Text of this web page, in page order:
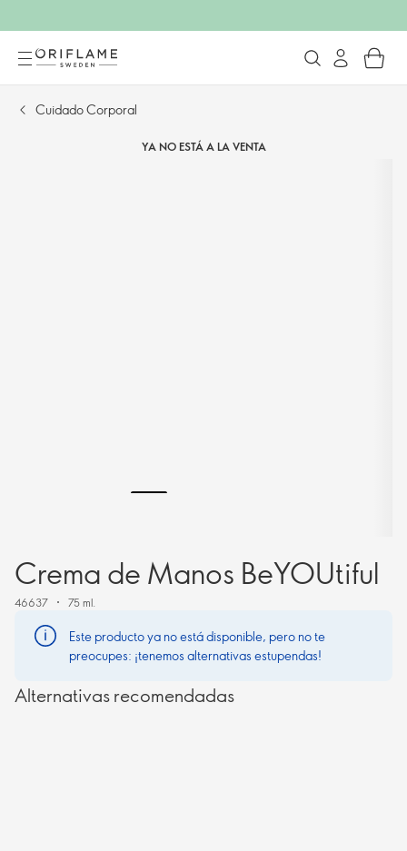
Cuidado Corporal
YA NO ESTÁ A LA VENTA
Crema de Manos BeYOUtiful
46637 75 ml.
Este producto ya no está disponible, pero no te
preocupes: ¡tenemos alternativas estupendas!
Alternativas recomendadas